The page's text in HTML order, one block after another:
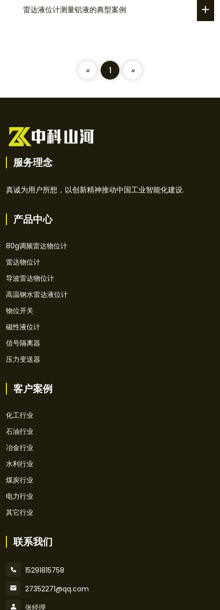
雷达液位计测量铝液的典型案例
« 1 »
服务理念
真诚为用户所想，以创新精神推动中国工业智能化建设.
产品中心
80g调频雷达物位计
雷达物位计
导波雷达物位计
高温钢水雷达液位计
物位开关
磁性液位计
信号隔离器
压力变送器
客户案例
化工行业
石油行业
冶金行业
水利行业
煤炭行业
电力行业
其它行业
联系我们
15291815758
27352271@qq.com
张经理